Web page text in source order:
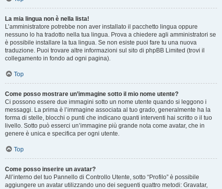
La mia lingua non è nella lista!
L’amministratore potrebbe non aver installato il pacchetto lingua oppure
nessuno lo ha tradotto nella tua lingua. Prova a chiedere agli amministratori se
è possibile installare la tua lingua. Se non esiste puoi fare tu una nuova
traduzione. Puoi trovare altre informazioni sul sito di phpBB Limited (trovi il
collegamento in fondo ad ogni pagina).
Top
Come posso mostrare un’immagine sotto il mio nome utente?
Ci possono essere due immagini sotto un nome utente quando si leggono i
messaggi. La prima è l’immagine associata al tuo grado, generalmente ha la
forma di stelle, blocchi o punti che indicano quanti interventi hai scritto o il tuo
livello. Sotto può esserci un’immagine più grande nota come avatar, che in
genere è unica e specifica per ogni utente.
Top
Come posso inserire un avatar?
All’interno del tuo Pannello di Controllo Utente, sotto “Profilo” è possibile
aggiungere un avatar utilizzando uno dei seguenti quattro metodi: Gravatar,